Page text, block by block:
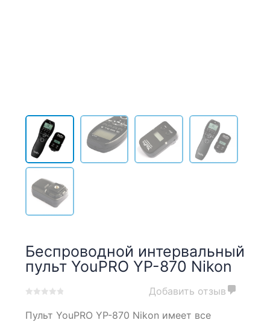
Беспроводной интервальный
пульт YouPRO YP-870 Nikon
out
Добавить отзыв
Пульт YouPRO YP-870 Nikon имеет все